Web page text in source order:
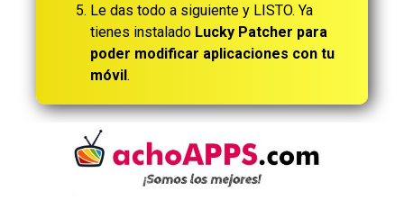
Le das todo a siguiente y LISTO. Ya
tienes instalado Lucky Patcher para
poder modificar aplicaciones con tu
móvil.